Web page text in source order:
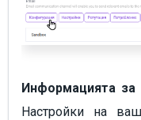
Информацията за
Настройки на